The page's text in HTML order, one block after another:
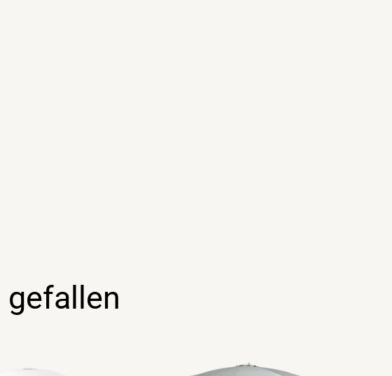
gefallen